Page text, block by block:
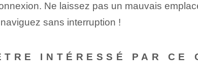
Ne laissez pas un mauvais
sans interruption !
INTÉRESSÉ PAR CE